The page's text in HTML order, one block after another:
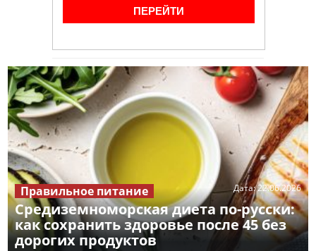
Средиземноморская диета по-русски:
как сохранить здоровье после 45 без
дорогих продуктов
Дата:22.06.2026
Правильное питание